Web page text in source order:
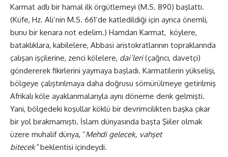
Karmat adlı bir hamal ilk örgütlemeyi (M.S. 890) başlattı.
(Küfe, Hz. Ali’nin M.S. 661’de katledildiği için ayrıca önemli,
bunu bir kenara not edelim.) Hamdan Karmat, köylere,
bataklıklara, kabilelere, Abbasi aristokratlarının topraklarında
çalışan işçilerine, zenci kölelere, dai’leri(çağrıcı, davetçi)
göndererek fikirlerini yaymaya başladı. Karmatilerin yükselişi,
bölgeye çalıştırılmaya daha doğrusu sömürülmeye getirilmiş
Afrikalı köle ayaklanmalarıyla aynı döneme denk gelmişti.
Yani, bölgedeki koşullar köklü bir devrimcilikten başka çıkar
bir yol bırakmamıştı. İslam dünyasında başta Şiiler olmak
üzere muhalif dünya, “Mehdi gelecek, vahşet
bitecek”beklentisi içindeydi.